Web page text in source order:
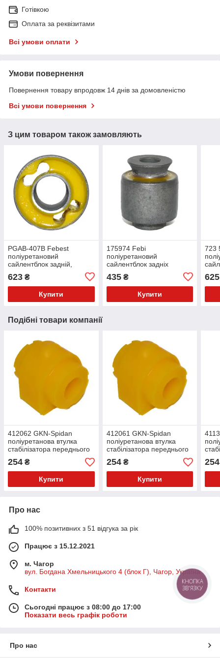
Готівкою
Оплата за реквізитами
Всі умови оплати
Умови повернення
Повернення товару впродовж 14 днів за домовленістю
Всі умови повернення
З цим товаром також замовляють
PGAB-407B Febest
поліуретановий
сайлентблок задній,
PolyBush (аналог) v17
623 ₴
Купити
175974 Febi
поліуретановий
сайлентблок задніх
PolyBush (аналог) v17
435₴
Купити
723
625
Подібні товари компанії
412062 GKN-Spidan
поліуретанова втулка
стабілізатора переднього
PolyBush (аналог) v17
254 ₴
Купити
412061 GKN-Spidan
поліуретанова втулка
стабілізатора переднього
PolyBush (аналог) v17
254₴
Купити
254
Про нас
100% позитивних з 51 відгука за рік
Працює з 15.12.2021
м. Чагор
вул. Богдана Хмельницького 4 (блок Г), Чагор, Україна
Контакти
Сьогодні працює з 08:00 до 17:00
Показати весь графік роботи
Про нас
КНОПКА
ЗВ'ЯЗКУ